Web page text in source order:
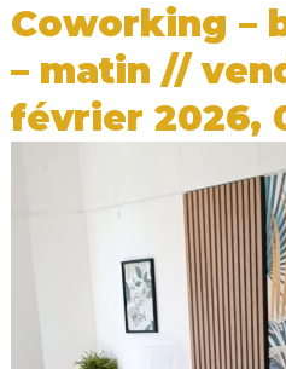
Coworking –
– matin //
février 2026,